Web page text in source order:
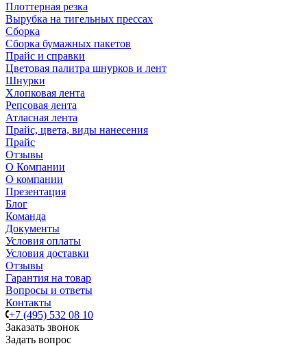
Плоттерная резка
Вырубка на тигельных прессах
Сборка
Сборка бумажных пакетов
Прайс и справки
Цветовая палитра шнурков и лент
Шнурки
Хлопковая лента
Репсовая лента
Атласная лента
Прайс, цвета, виды нанесения
Прайс
Отзывы
О Компании
О компании
Презентация
Блог
Команда
Документы
Условия оплаты
Условия доставки
Отзывы
Гарантия на товар
Вопросы и ответы
Контакты
+7 (495) 532 08 10
Заказать звонок
Задать вопрос